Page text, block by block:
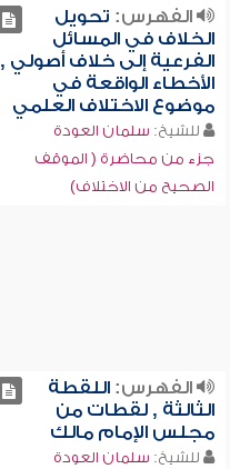
الفهرس: تحويل
الخلاف في المسائل
الفرعية إلى خلاف أصولي ,
الأخطاء الواقعة في
موضوع الاختلاف العلمي
للشيخ: سلمان العودة
جزء من محاضرة ( الموقف
الصحيح من الاختلاف)
الفهرس:اللقطة
الثالثة , لقطات من
مجلس الإمام مالك
للشيخ: سلمان العودة